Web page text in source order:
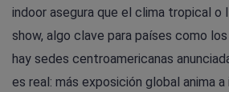
indoor asegura que el clima tropical o
show, algo clave para países como
hay sedes centroamericanas
es real: más exposición global anima